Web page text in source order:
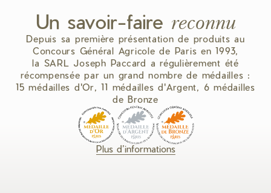
Un savoir-faire reconnu
Depuis sa première présentation de produits au
Concours Général Agricole de Paris en 1993,
la SARL Joseph Paccard a régulièrement été
récompensée par un grand nombre de médailles :
15 médailles d'Or, 11 médailles d'Argent, 6 médailles
de Bronze
Plus d’informations